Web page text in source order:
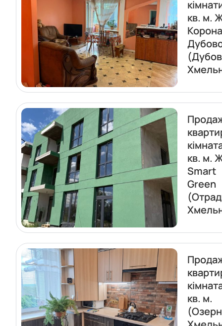
кв. м.
Корона
кв. м.
Smart
Green
кв. м.